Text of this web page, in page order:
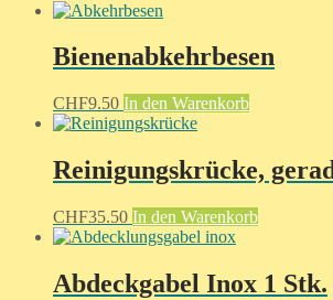
Bienenabkehrbesen
CHF9.50 In den Warenkorb
Reinigungskrücke,
CHF35.50 In den Warenkorb
Abdeckgabel Inox 1 Stk.